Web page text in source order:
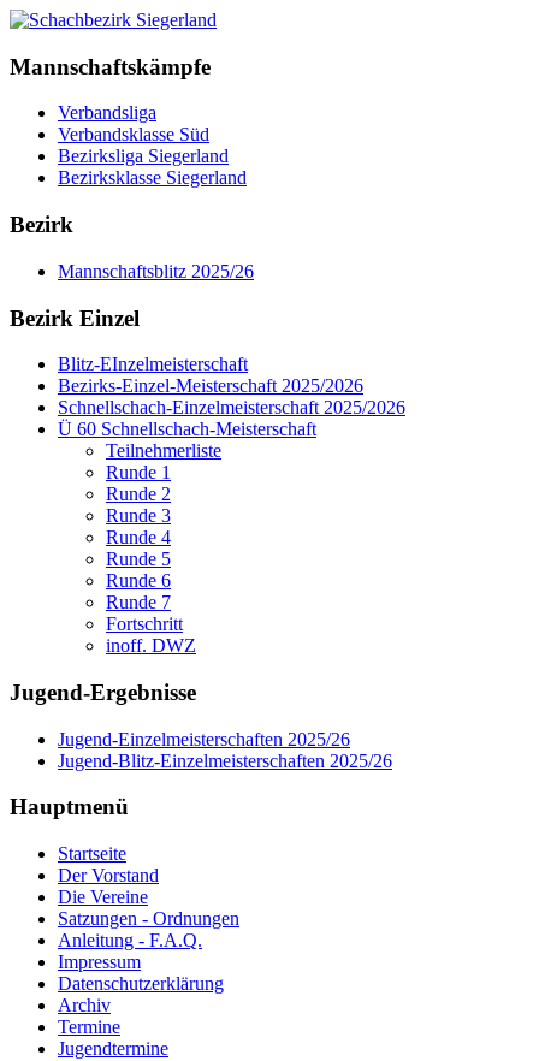
Mannschaftskämpfe
Verbandsliga
Verbandsklasse Süd
Bezirksliga Siegerland
Bezirksklasse Siegerland
Bezirk
Mannschaftsblitz 2025/26
Bezirk Einzel
Blitz-EInzelmeisterschaft
Bezirks-Einzel-Meisterschaft 2025/2026
Schnellschach-Einzelmeisterschaft 2025/2026
Ü 60 Schnellschach-Meisterschaft
Teilnehmerliste
Runde 1
Runde 2
Runde 3
Runde 4
Runde 5
Runde 6
Runde 7
Fortschritt
inoff. DWZ
Jugend-Ergebnisse
Jugend-Einzelmeisterschaften 2025/26
Jugend-Blitz-Einzelmeisterschaften 2025/26
Hauptmenü
Startseite
Der Vorstand
Die Vereine
Satzungen - Ordnungen
Anleitung - F.A.Q.
Impressum
Datenschutzerklärung
Archiv
Termine
Jugendtermine